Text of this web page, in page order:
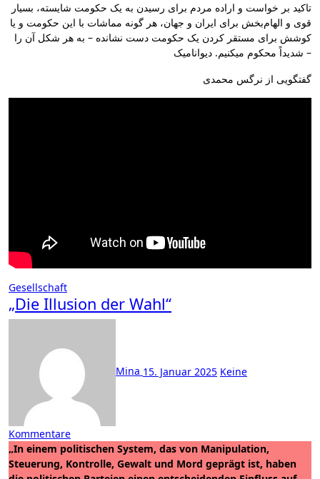
تاکید بر خواست و اراده مردم برای رسیدن به یک حکومت شایسته، بسیار
قوی و الهام‌بخش برای ایران و جهان، هر گونه مماشات با این حکومت و یا
کوشش برای مستقر کردن یک حکومت دست نشانده – به هر شکل آن را
– شدیداً محکوم میکنیم. دیوانامیک
گفتگویی از نرگس محمدی
Gesellschaft
„Die Illusion der Wahl“
Mina 15. Januar 2025 Keine
Kommentare
„In einem politischen System, das von Manipulation,
Steuerung, Kontrolle, Gewalt und Mord geprägt ist, haben